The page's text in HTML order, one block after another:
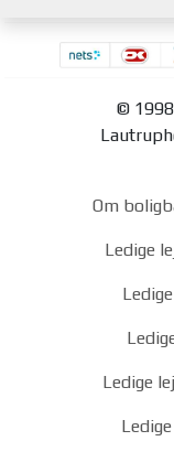
©
Om
Ledige
Ledige